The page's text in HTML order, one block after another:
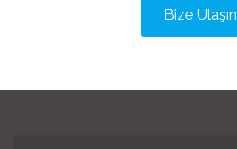
Bize Ulaşın